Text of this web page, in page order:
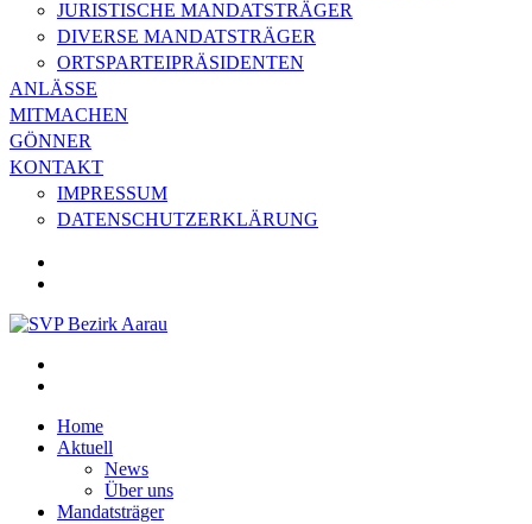
JURISTISCHE MANDATSTRÄGER
DIVERSE MANDATSTRÄGER
ORTSPARTEIPRÄSIDENTEN
ANLÄSSE
MITMACHEN
GÖNNER
KONTAKT
IMPRESSUM
DATENSCHUTZERKLÄRUNG
Home
Aktuell
News
Über uns
Mandatsträger